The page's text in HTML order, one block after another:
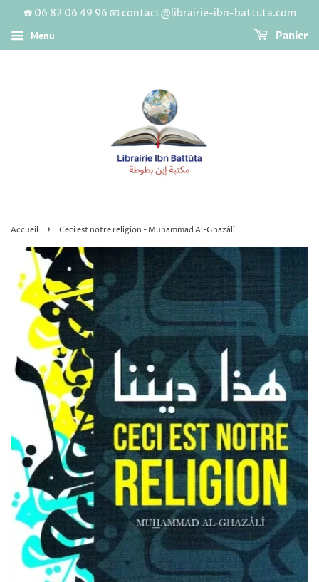
☎️ 06 82 06 49 96 📧 contact@librairie-ibn-battuta.com
Menu Panier
Accueil › Ceci est notre religion - Muhammad Al-Ghazâlî